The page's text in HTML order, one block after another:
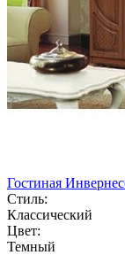
Гостиная
Стиль:
Классический
Цвет:
Темный